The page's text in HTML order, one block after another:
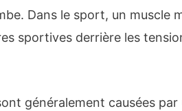
Dans le sport, un muscle
sportives derrière les
généralement causées par